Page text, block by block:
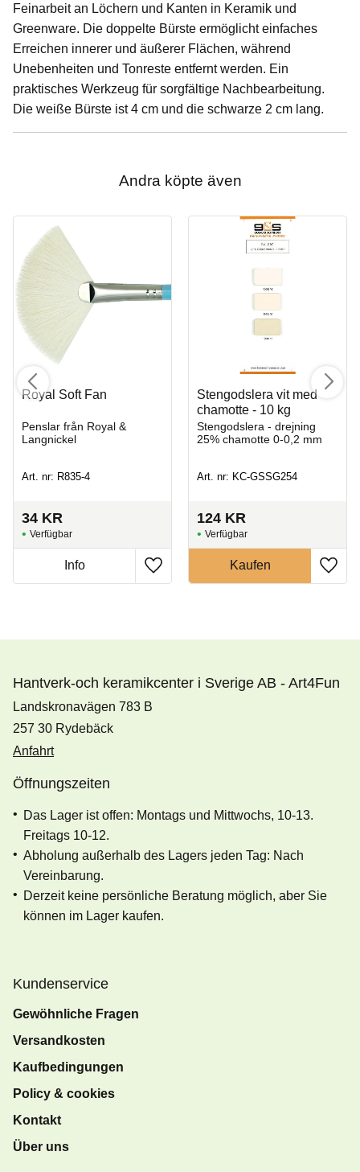
Feinarbeit an Löchern und Kanten in Keramik und
Greenware. Die doppelte Bürste ermöglicht einfaches
Erreichen innerer und äußerer Flächen, während
Unebenheiten und Tonreste entfernt werden. Ein
praktisches Werkzeug für sorgfältige Nachbearbeitung.
Die weiße Bürste ist 4 cm und die schwarze 2 cm lang.
Andra köpte även
Royal Soft Fan
Penslar från Royal &
Langnickel
Art. nr: R835-4
34 KR
Stengodslera vit med
chamotte - 10 kg
Stengodslera - drejning
25% chamotte 0-0,2 mm
Art. nr: KC-GSSG254
124 KR
Hantverk-och keramikcenter i Sverige AB - Art4Fun
Landskronavägen 783 B
257 30 Rydebäck
Anfahrt
Öffnungszeiten
Das Lager ist offen: Montags und Mittwochs, 10-13.
Freitags 10-12.
Abholung außerhalb des Lagers jeden Tag: Nach
Vereinbarung.
Derzeit keine persönliche Beratung möglich, aber Sie
können im Lager kaufen.
Kundenservice
Gewöhnliche Fragen
Versandkosten
Kaufbedingungen
Policy & cookies
Kontakt
Über uns